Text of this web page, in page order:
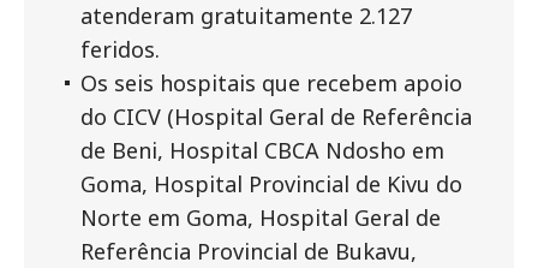
atenderam gratuitamente 2.127
feridos.
Os seis hospitais que recebem apoio
do CICV (Hospital Geral de Referência
de Beni, Hospital CBCA Ndosho em
Goma, Hospital Provincial de Kivu do
Norte em Goma, Hospital Geral de
Referência Provincial de Bukavu,